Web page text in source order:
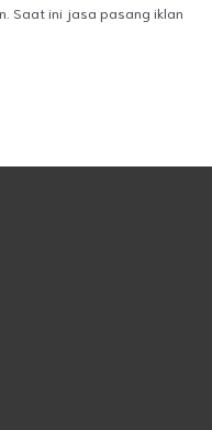
Saat ini jasa pasang iklan